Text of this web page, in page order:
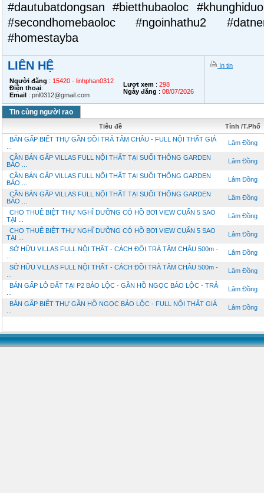
#dautubatdongsan #bietthubaoloc
#secondhomebaoloc #ngoinhathu2
#homestayba
LIÊN HỆ
Người đăng : 15420 - linhphan0312
Điện thoại:
Email : pnl0312@gmail.com
Lượt xem : 298
Ngày đăng : 08/07/2026
In tin
Tin cùng người rao
Tiêu đề
Tỉnh /T.Phố
BÁN GẤP BIẾT THỰ GẦN ĐỒI TRẢ TÂM CHÂU - FULL NỘI THẤT GIÁ
Lâm Đồng
CẦN BÁN GẤP VILLAS FULL NỘI THẤT TẠI SUỐI THÔNG GARDEN
BẢO ...
Lâm Đồng
CẦN BÁN GẤP VILLAS FULL NỘI THẤT TẠI SUỐI THÔNG GARDEN
BẢO ...
Lâm Đồng
CẦN BÁN GẤP VILLAS FULL NỘI THẤT TẠI SUỐI THÔNG GARDEN
BẢO ...
Lâm Đồng
CHO THUÊ BIỆT THỰ NGHĨ DƯỠNG CÓ HỒ BƠI VIEW CUẨN 5 SAO
TẠI ...
Lâm Đồng
CHO THUÊ BIỆT THỰ NGHĨ DƯỠNG CÓ HỒ BƠI VIEW CUẨN 5 SAO
TẠI ...
Lâm Đồng
SỞ HỮU VILLAS FULL NỘI THẤT - CÁCH ĐỒI TRÀ TÂM CHÂU 500m -
Lâm Đồng
SỞ HỮU VILLAS FULL NỘI THẤT - CÁCH ĐỒI TRÀ TÂM CHÂU 500m -
Lâm Đồng
BÁN GẤP LÔ ĐẤT TẠI P2 BẢO LỘC - GẦN HỒ NGỌC BẢO LỘC - TRẢ
Lâm Đồng
BÁN GẤP BIẾT THỰ GẦN HỒ NGỌC BẢO LỘC - FULL NỘI THẤT GIÁ
Lâm Đồng